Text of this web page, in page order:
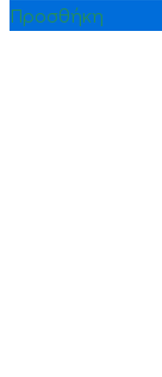
Προσθήκη